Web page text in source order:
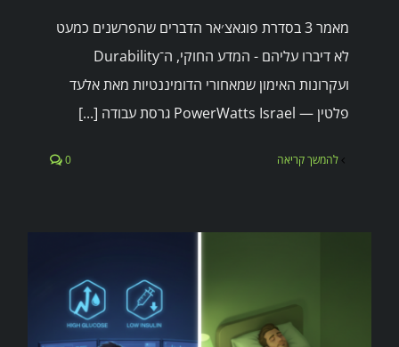
מאמר 3 בסדרת פוגאצ׳אר הדברים שהפרשנים כמעט
לא דיברו עליהם - המדע החוקי, ה־Durability
ועקרונות האימון שמאחורי הדומיננטיות מאת אלעד
פלטין — PowerWatts Israel גרסת עבודה [...]
להמשך קריאה 0